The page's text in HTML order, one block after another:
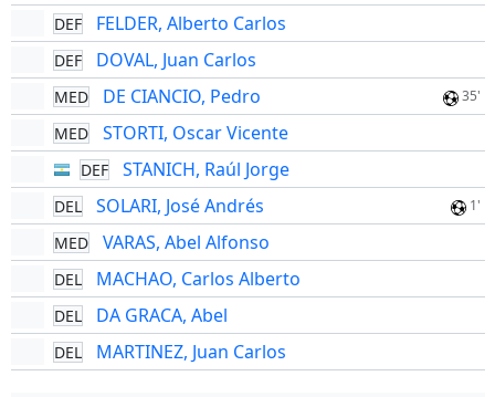
DEF FELDER, Alberto Carlos
DEF DOVAL, Juan Carlos
MED DE CIANCIO, Pedro 35'
MED STORTI, Oscar Vicente
DEF STANICH, Raúl Jorge
DEL SOLARI, José Andrés 1'
MED VARAS, Abel Alfonso
DEL MACHAO, Carlos Alberto
DEL DA GRACA, Abel
DEL MARTINEZ, Juan Carlos